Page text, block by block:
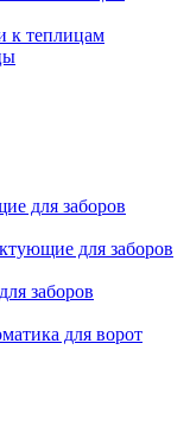
к теплицам
для заборов
для заборов
заборов
для ворот